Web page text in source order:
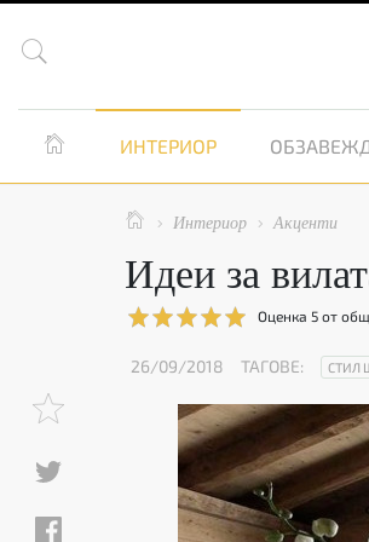

 ИНТЕРИОР
  Интериор  Акценти
Идеи за
Оценка 5от
26/09/2018 ТАГОВЕ: СТИЛ